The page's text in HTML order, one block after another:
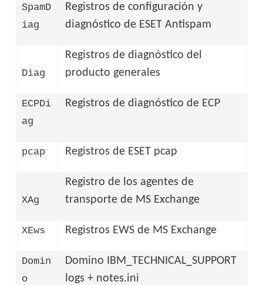
SpamD
iag
Registros de configuración y
diagnóstico de ESET Antispam
Diag
Registros de diagnóstico del
producto generales
ECPDi
ag
Registros de diagnóstico de ECP
pcap Registros de ESET pcap
XAg
Registro de los agentes de
transporte de MS Exchange
XEws Registros EWS de MS Exchange
Domin
o
Domino IBM_TECHNICAL_SUPPORT
logs + notes.ini